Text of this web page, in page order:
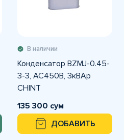
В наличии
Конденсатор BZMJ-0.45-
3-3, АС450В, 3кВАр
CHINT
135 300 сум
ДОБАВИТЬ